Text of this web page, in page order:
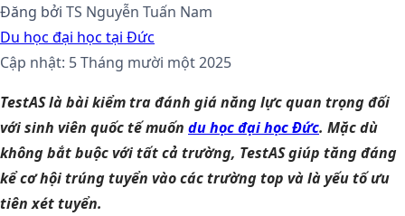
Đăng bởi TS Nguyễn Tuấn Nam
Du học đại học tại Đức
Cập nhật: 5 Tháng mười một 2025
TestAS là bài kiểm tra đánh giá năng lực quan trọng đối
với sinh viên quốc tế muốn du học đại học Đức. Mặc dù
không bắt buộc với tất cả trường, TestAS giúp tăng đáng
kể cơ hội trúng tuyển vào các trường top và là yếu tố ưu
tiên xét tuyển.